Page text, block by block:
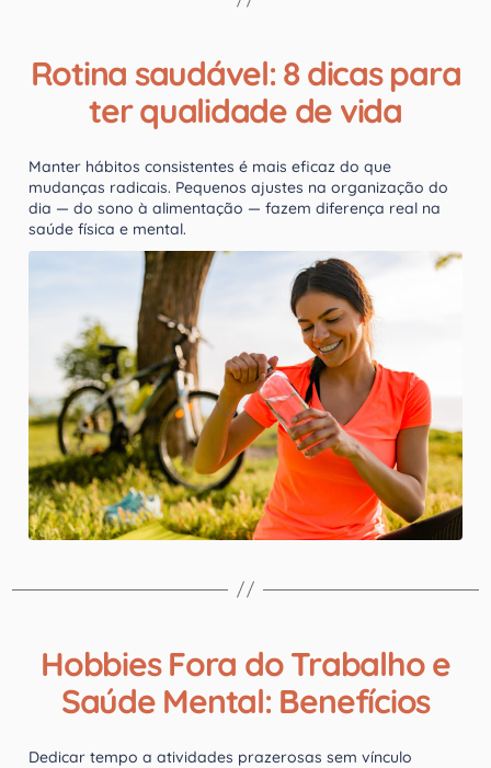
Rotina saudável: 8 dicas para
ter qualidade de vida
Manter hábitos consistentes é mais eficaz do que
mudanças radicais. Pequenos ajustes na organização do
dia — do sono à alimentação — fazem diferença real na
saúde física e mental.
Hobbies Fora do Trabalho e
Saúde Mental: Benefícios
Dedicar tempo a atividades prazerosas sem vínculo